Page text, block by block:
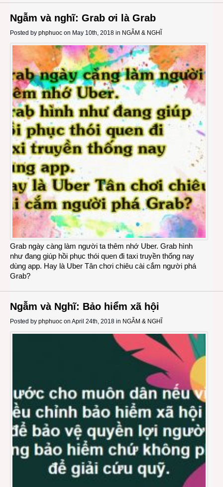
Ngẫm và nghĩ: Grab ơi là Grab
Posted by phphuoc on May 10th, 2018 in NGẪM & NGHĨ
Grab ngày càng làm người ta thêm nhớ Uber. Grab hình
như đang giúp hồi phục thói quen đi taxi truyền thống nay
dùng app. Hay là Uber Tân chơi chiêu cài cắm người phá
Grab?
Ngẫm và Nghĩ: Bảo hiểm xã hội
Posted by phphuoc on April 24th, 2018 in NGẪM & NGHĨ